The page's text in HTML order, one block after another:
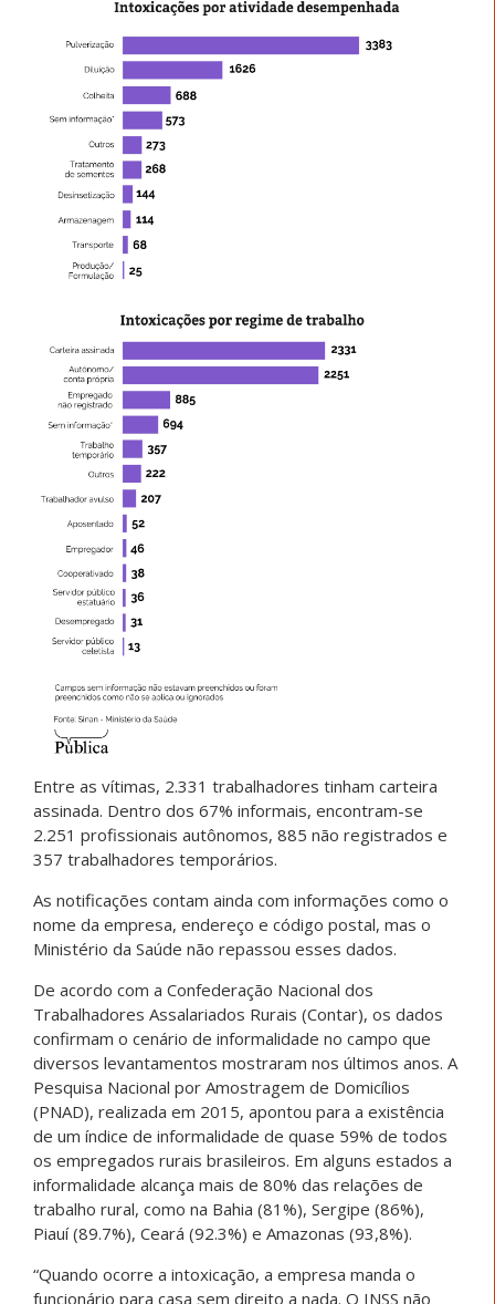
Entre as vítimas, 2.331 trabalhadores tinham carteira
assinada. Dentro dos 67% informais, encontram-se
2.251 profissionais autônomos, 885 não registrados e
357 trabalhadores temporários.
As notificações contam ainda com informações como o
nome da empresa, endereço e código postal, mas o
Ministério da Saúde não repassou esses dados.
De acordo com a Confederação Nacional dos
Trabalhadores Assalariados Rurais (Contar), os dados
confirmam o cenário de informalidade no campo que
diversos levantamentos mostraram nos últimos anos. A
Pesquisa Nacional por Amostragem de Domicílios
(PNAD), realizada em 2015, apontou para a existência
de um índice de informalidade de quase 59% de todos
os empregados rurais brasileiros. Em alguns estados a
informalidade alcança mais de 80% das relações de
trabalho rural, como na Bahia (81%), Sergipe (86%),
Piauí (89.7%), Ceará (92.3%) e Amazonas (93,8%).
“Quando ocorre a intoxicação, a empresa manda o
funcionário para casa sem direito a nada. O INSS não